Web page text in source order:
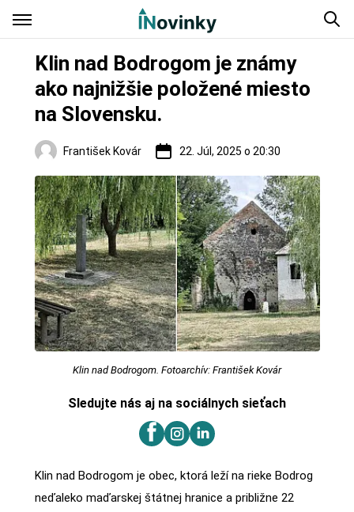
Klin nad Bodrogom je známy
ako najnižšie položené miesto
na Slovensku.
František Kovár 22. Júl, 2025 o 20:30
Turistika
Klin nad Bodrogom. Fotoarchív: František Kovár
Sledujte nás aj na sociálnych sieťach
Klin nad Bodrogom je obec, ktorá leží na rieke Bodrog
neďaleko maďarskej štátnej hranice a približne 22